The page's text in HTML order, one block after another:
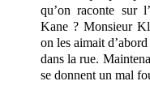
qu’on raconte sur
Kane ? Monsieur
on les aimait
dans la rue.
se donnent un mal